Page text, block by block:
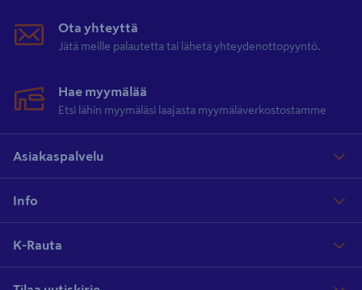
Ota yhteyttä
Jätä meille palautetta tai lähetä yhteydenottopyyntö.
Hae myymälää
Etsi lähin myymäläsi laajasta myymäläverkostostamme
Asiakaspalvelu
Info
K-Rauta